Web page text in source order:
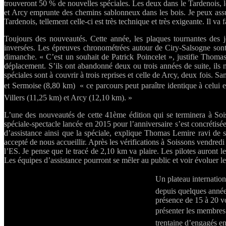
trouveront 50 % de nouvelles spéciales. Les deux dans le
et Arcy emprunte des chemins sablonneux dans les bois. Je peux
Tardenois, tellement celle-ci est très technique et très exigeante. Il va
Toujours des nouveautés. Cette année, les plaques tournantes
inversées. Les épreuves chronométrées autour de Ciry-Salsogne
dimanche. « C’est un souhait de Patrick Poincelet », justifie
déplacement. S’ils ont abandonné deux ou trois années de suite,
spéciales sont à couvrir à trois reprises et celle de Arcy, deux fois.
et Sermoise (8,80 km)  « ce parcours peut paraître identique à
Villers (11,25 km) et Arcy (12,10 km). »
L’une des nouveautés de cette 41ème édition qui se terminera à
spéciale-spectacle lancée en 2015 pour l’anniversaire s’est
d’assistance ainsi que la spéciale, explique Thomas Lemire ravi
accepté de nous accueillir. Après les vérifications à Soissons
l’ES. Je pense que le tracé de 2,10 km va plaire. Les pilotes auront
Les équipes d’assistance pourront se mêler au public et voir évoluer
Un plateau
depuis quelques
présence de 15 à 20
présenter les
trentaine d’engagés